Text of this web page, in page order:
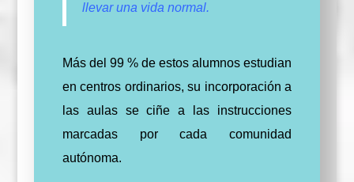
llevar una vida normal.
Más del 99 % de estos alumnos estudian
en centros ordinarios, su incorporación a
las aulas se ciñe a las instrucciones
marcadas por cada comunidad
autónoma.